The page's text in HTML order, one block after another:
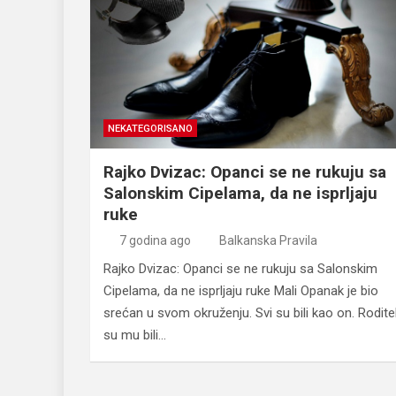
NEKATEGORISANO
Rajko Dvizac: Opanci se ne rukuju sa
Salonskim Cipelama, da ne isprljaju
ruke
7 godina ago Balkanska Pravila
Rajko Dvizac: Opanci se ne rukuju sa Salonskim
Cipelama, da ne isprljaju ruke Mali Opanak je bio
srećan u svom okruženju. Svi su bili kao on.
su mu bili…